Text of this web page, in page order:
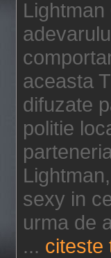
aceasta
difuzate
politie
sexy in
urma de
... citeste